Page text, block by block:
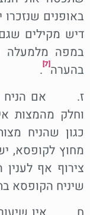
באופנים
דיש מקילים
במפה מלמעלה
בהערה[7]
.
ז. אם הניח
וחלק מהמצות
כגון שהניח
מחוץ לקופסא,
צירוף אף
שיניח הקופסא